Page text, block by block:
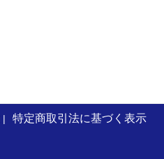
特定商取引法に基づく表示